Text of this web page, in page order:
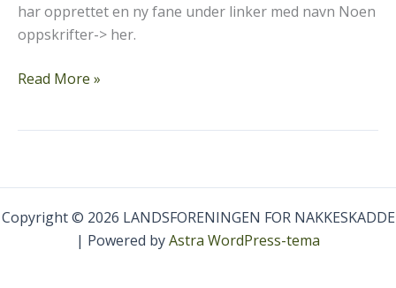
har opprettet en ny fane under linker med navn Noen
oppskrifter-> her.
Mat
Read More »
Copyright © 2026 LANDSFORENINGEN FOR NAKKESKADDE
| Powered byAstra WordPress-tema